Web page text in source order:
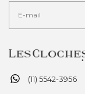
(11) 5542-3956